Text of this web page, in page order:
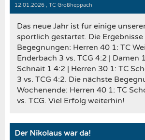
12.01.2026 , TC Großheppach
Das neue Jahr ist für einige
sportlich gestartet. Die
Begegnungen: Herren 40 1: TC
Enderbach 3 vs. TCG 4:2 | Damen
Schnait 1 4:2 | Herren 30 1: TC
3 vs. TCG 4:2. Die nächste
Wochenende: Herren 40 1: TC
vs. TCG. Viel Erfolg weiterhin!
Der Nikolaus war da!